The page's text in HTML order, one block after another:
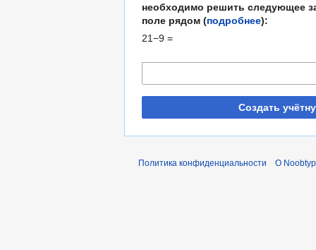
необходимо решить следующее
поле рядом (подробнее):
21−9 =
Создать
Политика конфиденциальности О